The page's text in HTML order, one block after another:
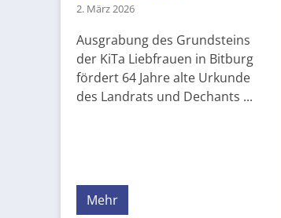
2. März 2026
Ausgrabung des Grundsteins
der KiTa Liebfrauen in Bitburg
fördert 64 Jahre alte Urkunde
des Landrats und Dechants ...
Mehr